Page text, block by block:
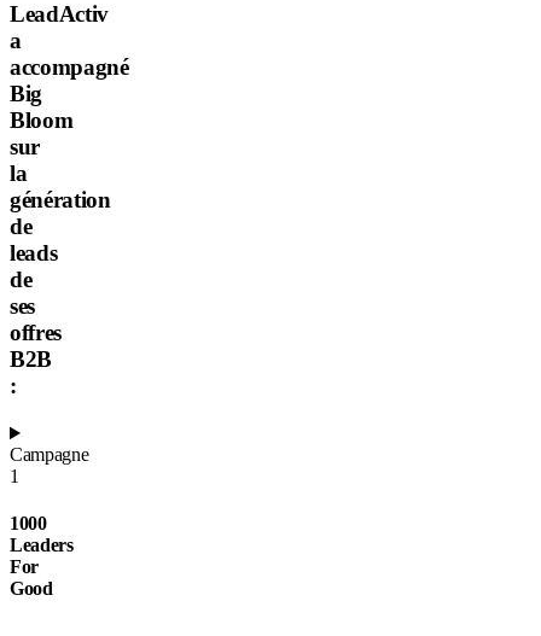
LeadActiv
a
accompagné
Big
Bloom
sur
la
génération
de
leads
de
ses
offres
B2B
:
Campagne
1
1000
Leaders
For
Good